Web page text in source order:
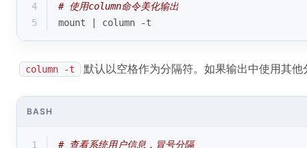
4
# 使用column命令美化输出
5
mount | column -t
column -t 默认以空格作为分隔符。如果输出中使用其
BASH
1
# 查看系统用户信息，冒号分隔